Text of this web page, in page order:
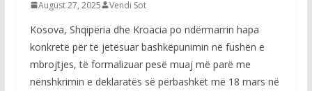
August 27, 2025 Vendi Sot
Kosova, Shqipëria dhe Kroacia po ndërmarrin hapa
konkretë për të jetësuar bashkëpunimin në fushën e
mbrojtjes, të formalizuar pesë muaj më parë me
nënshkrimin e deklaratës së përbashkët më 18 mars në